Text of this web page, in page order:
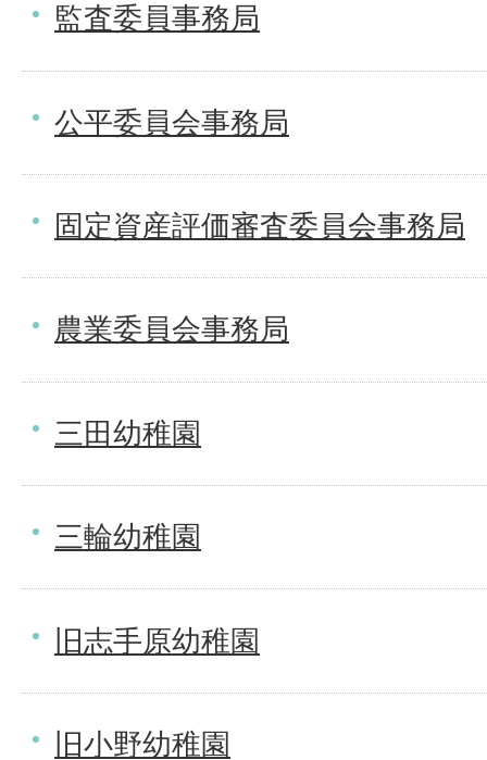
監査委員事務局
公平委員会事務局
固定資産評価審査委員会事務局
農業委員会事務局
三田幼稚園
三輪幼稚園
旧志手原幼稚園
旧小野幼稚園